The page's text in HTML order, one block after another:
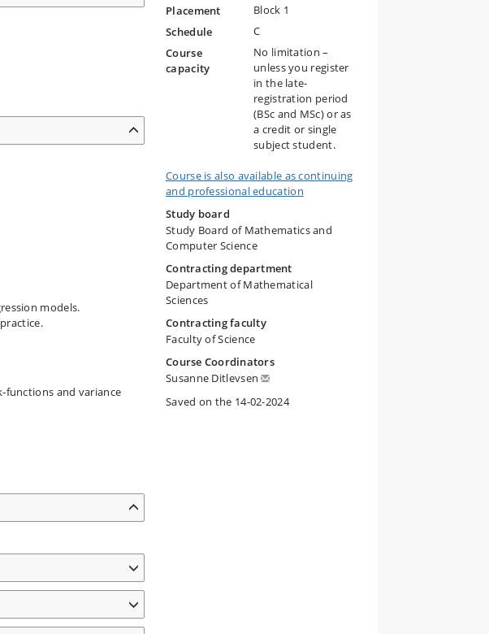
models.
functions and variance
Placement
Block 1
Schedule
C
Course
capacity
No limitation –
unless you register
in the late-
registration period
(BSc and MSc) or as
a credit or single
subject student.
Course is also available as continuing
and professional education
Study board
Study Board of Mathematics and
Computer Science
Contracting department
Department of Mathematical
Sciences
Contracting faculty
Faculty of Science
Course Coordinators
Susanne Ditlevsen
Saved on the 14-02-2024